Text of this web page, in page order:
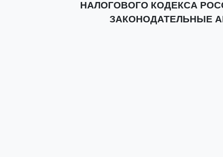
НАЛОГОВОГО КОДЕКСА
ЗАКОНОДАТЕЛЬНЫЕ